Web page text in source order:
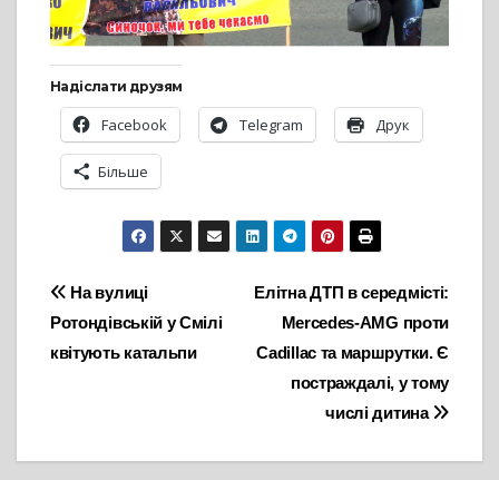
Надіслати друзям
Facebook Telegram Друк
Більше
Навігація
записів
Елітна ДТП в середмісті:
Mercedes-AMG проти
Cadillac та маршрутки. Є
постраждалі, у тому
числі дитина
На вулиці
Ротондівській у Смілі
квітують катальпи